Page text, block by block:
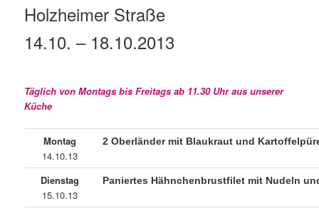
Holzheimer Straße
14.10. – 18.10.2013
Täglich von Montags bis Freitags ab 11.30 Uhr aus unserer
Küche
Montag
14.10.13
2 Oberländer mit Blaukraut und
Dienstag
15.10.13
Paniertes Hähnchenbrustfilet mit Nudeln